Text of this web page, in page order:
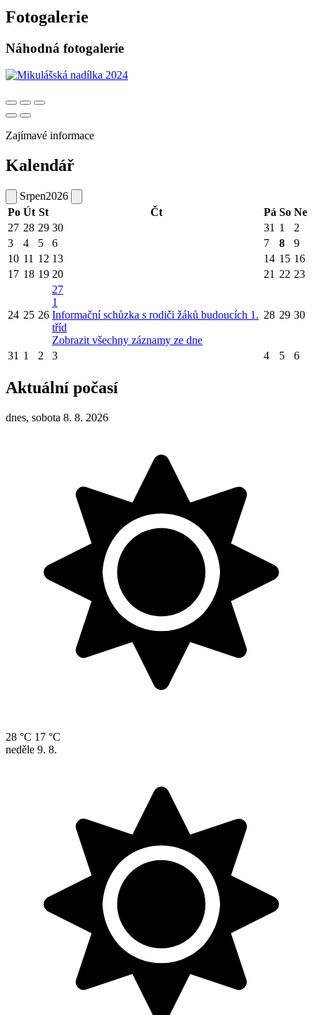
Fotogalerie
Náhodná fotogalerie
Zajímavé informace
Kalendář
Srpen2026
Po Út St Čt Pá So Ne
27 28 29 30 31 1
2
3
4 5 6 7 8
9
10 11 12 13 14 15 16
17 18 19 20 21 22 23
24 25 26
27
1
Informační schůzka s rodiči žáků budoucích 1.
tříd
Zobrazit všechny záznamy ze dne
28 29 30
31 1 2 3 4 5 6
Aktuální počasí
dnes, sobota 8. 8. 2026
28 °C 17 °C
neděle 9. 8.